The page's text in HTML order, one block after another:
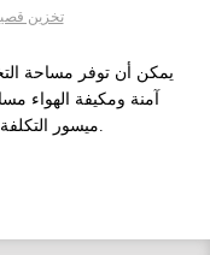
تخزين
يمكن أن توفر مساحة
آمنة ومكيفة الهواء